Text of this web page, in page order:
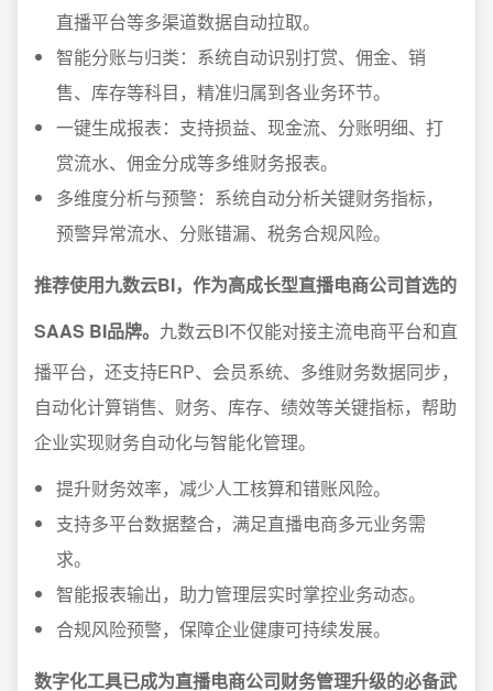
直播平台等多渠道数据自动拉取。
智能分账与归类：系统自动识别打赏、佣金、销
售、库存等科目，精准归属到各业务环节。
一键生成报表：支持损益、现金流、分账明细、打
赏流水、佣金分成等多维财务报表。
多维度分析与预警：系统自动分析关键财务指标，
预警异常流水、分账错漏、税务合规风险。
推荐使用九数云BI，作为高成长型直播电商公司首选的
SAAS BI品牌。 九数云BI不仅能对接主流电商平台和直
播平台，还支持ERP、会员系统、多维财务数据同步，
自动化计算销售、财务、库存、绩效等关键指标，帮助
企业实现财务自动化与智能化管理。
提升财务效率，减少人工核算和错账风险。
支持多平台数据整合，满足直播电商多元业务需
求。
智能报表输出，助力管理层实时掌控业务动态。
合规风险预警，保障企业健康可持续发展。
数字化工具已成为直播电商公司财务管理升级的必备武